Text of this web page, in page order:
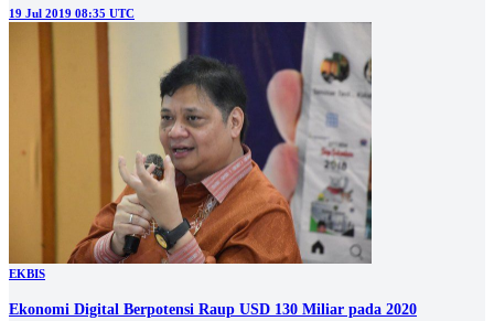
19 Jul 2019 08:35 UTC
EKBIS
Ekonomi Digital Berpotensi Raup USD 130 Miliar pada 2020